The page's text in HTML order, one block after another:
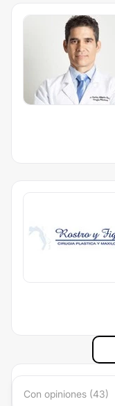
Con opiniones (43)